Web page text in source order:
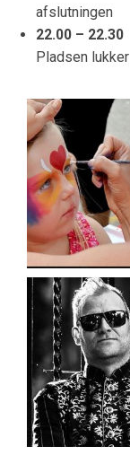
afslutningen
22.00 – 22.30
Pladsen lukker